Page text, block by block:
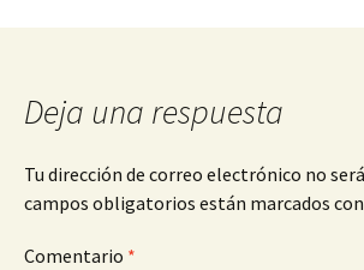
de
entradas
Deja una respuesta
Tu dirección de correo electrónico no
campos obligatorios están marcados con
Comentario *